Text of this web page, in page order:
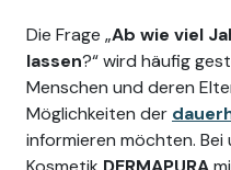
Die Frage „Ab wie viel
lassen?“ wird häufig
Menschen und deren
Möglichkeiten der
informieren möchten.